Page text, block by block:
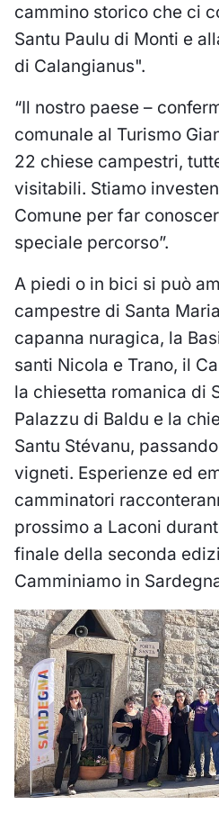
cammino storico che ci
Santu Paulu di Monti e
di Calangianus".
“Il nostro paese –
comunale al Turismo
22 chiese campestri,
visitabili. Stiamo
Comune per far
speciale percorso”.
A piedi o in bici si può
campestre di Santa
capanna nuragica, la
santi Nicola e Trano, il
la chiesetta romanica di
Palazzu di Baldu e la
Santu Stévanu,
vigneti. Esperienze ed
camminatori
prossimo a Laconi
finale della seconda
Camminiamo in